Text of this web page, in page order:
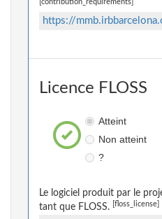
[contribution_requirements]
https://
Licence FLOSS
Atteint
Non atteint
?
Le logiciel produit par le
tant que FLOSS.
[floss_license]